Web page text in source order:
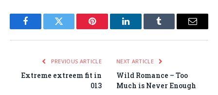
FacebookTwitter Pinterest LinkedInTumblr Email
PREVIOUS ARTICLE
Extreme extreem fit in
013
NEXT ARTICLE
Wild Romance – Too
Much is Never Enough